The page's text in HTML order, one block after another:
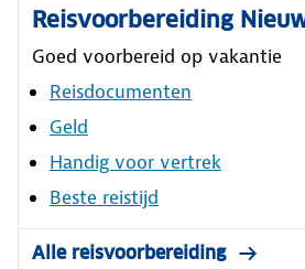
Reisvoorbereiding
Goed voorbereid op vakantie
Reisdocumenten
Geld
Handig voor vertrek
Beste reistijd
Alle reisvoorbereiding